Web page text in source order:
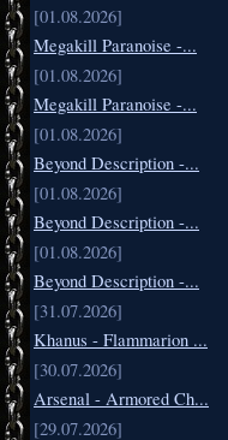
[01.08.2026]
Megakill Paranoise -...
[01.08.2026]
Megakill Paranoise -...
[01.08.2026]
Beyond Description -...
[01.08.2026]
Beyond Description -...
[01.08.2026]
Beyond Description -...
[31.07.2026]
Khanus - Flammarion ...
[30.07.2026]
Arsenal - Armored Ch...
[29.07.2026]